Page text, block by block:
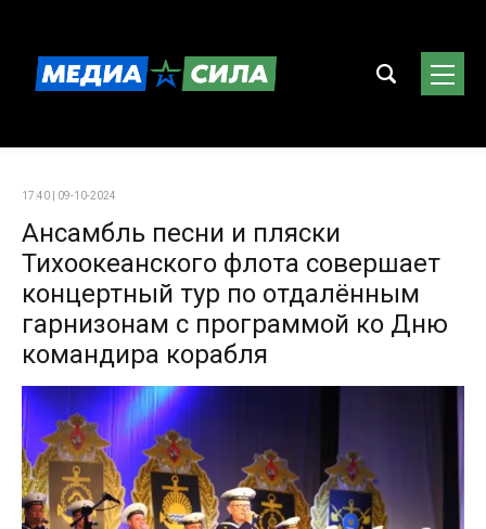
17:40 | 09-10-2024
Ансамбль песни и пляски
Тихоокеанского флота совершает
концертный тур по отдалённым
гарнизонам с программой ко Дню
командира корабля